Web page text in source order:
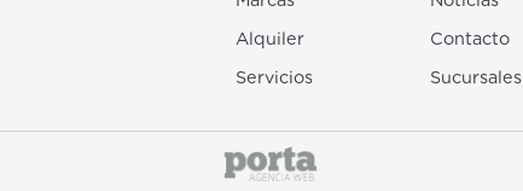
Alquiler
Servicios
Contacto
Sucursales